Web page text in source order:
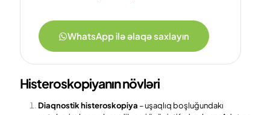
WhatsApp ilə əlaqə saxlayın
Histeroskopiyanın növləri
Diaqnostik histeroskopiya – uşaqlıq boşluğundakı